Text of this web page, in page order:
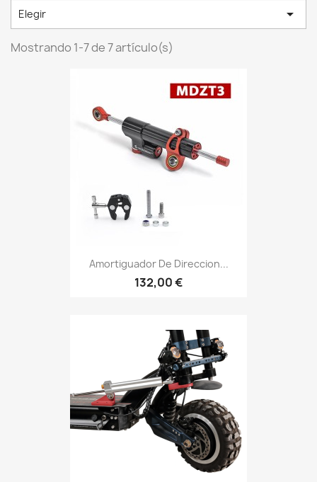
Elegir 
Mostrando 1-7 de 7 artículo(s)
Amortiguador De Direccion...
132,00 €